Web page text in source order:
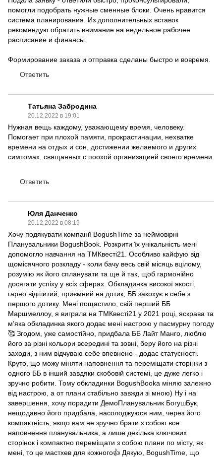
помогли подобрать нужные сменные блоки. Очень нравится
система планирования. Из дополнительных вставок
рекомендую обратить внимание на недельное рабочее
расписание и финансы.
Формирование заказа и отправка сделаны быстро и вовремя.
Ответить
Татьяна Забродина
20.12.2022 в 19:01
Нужная вещь каждому, уважающему время, человеку.
Помогает при плохой памяти, прокрастинации, нехватке
времени на отдых и сон, достижении желаемого и других
симтомах, свящанных с поохой организацией своего времени.
Ответить
Юля Данченко
20.12.2022 в 08:19
Хочу подякувати компанії BogushTime за неймовірні
Планувальники BogushBook. Розкрити їх унікальність мені
допомогло навчання на ТМКвесті21. Особливо кайфую від
щомісячного розкладу - коли бачу весь свій місяць вцілому,
розумію як його спланувати та ще й так, щоб гармонійно
досягати успіху у всіх сферах. Обкладинка високої якості,
гарно відшитий, приємний на дотик, ББ закохує в себе з
першого дотику. Мені пощастило, свій перший ББ
Маршмеллоу, я виграла на ТМКвесті21 у 2021 році, яскрава та
м’яка обкладинка якого додає мені настрою у пасмурну погоду
🥰 Згодом, уже самостійно, придбала ББ Лайт Манго, люблю
його за різні кольори всередині та зовні, беру його на різні
заходи, з ним відчуваю себе впевнено - додає статусності.
Круто, що можу міняти наповнення та переміщати сторінки з
одного ББ в інший завдяки скобовій системі, це дуже легко і
зручно робити. Тому обкладинки BogushBooka міняю залежно
від настрою, а от плани стабільно завжди зі мною) Ну і на
завершення, хочу порадити ДемоПланувальник БогушБук,
нещодавно його придбала, насолоджуюся ним, через його
компактність, якщо вам не зручно брати з собою все
наповнення планувальника, а лише декілька ключових
сторінок і компактно переміщати з собою плани по місту, як
мені, то це мастхев для кожного👍 Дякую, BogushTime, що